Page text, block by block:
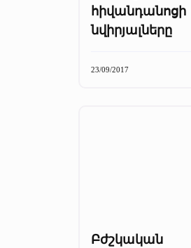
հիվանդանոցի
նվիրյալները
23/09/2017
Բժշկական